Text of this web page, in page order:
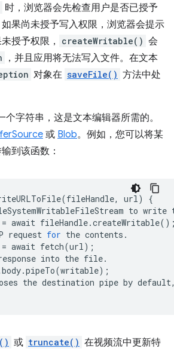
时，浏览器会先检查用户是否已授予
果尚未授予写入权限，浏览器会提示
授予权限，
createWritable() 会
，并且应用将无法写入文件。在文本
对象在 saveFile() 方法中处
个字符串，这是文本编辑器所需的。
或 Blob。例如，您可以将某
到该函数：
(fileHandle, url)
{
to write
= await fileHandle.createWritable
request for the contents .
= await fetch(url);
into the file.
body.pipeTo(writable);
the destination pipe by default
或 truncate() 在视频流中更新特